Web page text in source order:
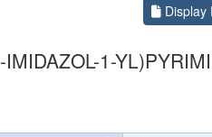
Display
1-